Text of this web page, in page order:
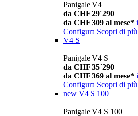
Panigale V4
da CHF 29´290
da CHF 309 al mese* i
Configura Scopri di più
V4 S
Panigale V4 S
da CHF 35´290
da CHF 369 al mese* i
Configura Scopri di più
new V4 S 100
Panigale V4 S 100